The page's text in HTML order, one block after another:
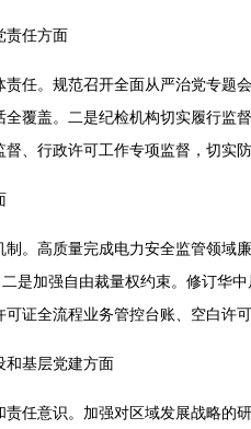
责任方面
任。规范召开全面从严治党专题
覆盖。二是纪检机构切实履行监
、行政许可工作专项监督，切实防
。高质量完成电力安全监管领域
是加强自由裁量权约束。修订华
证全流程业务管控台账、空白许
和基层党建方面
任意识。加强对区域发展战略的